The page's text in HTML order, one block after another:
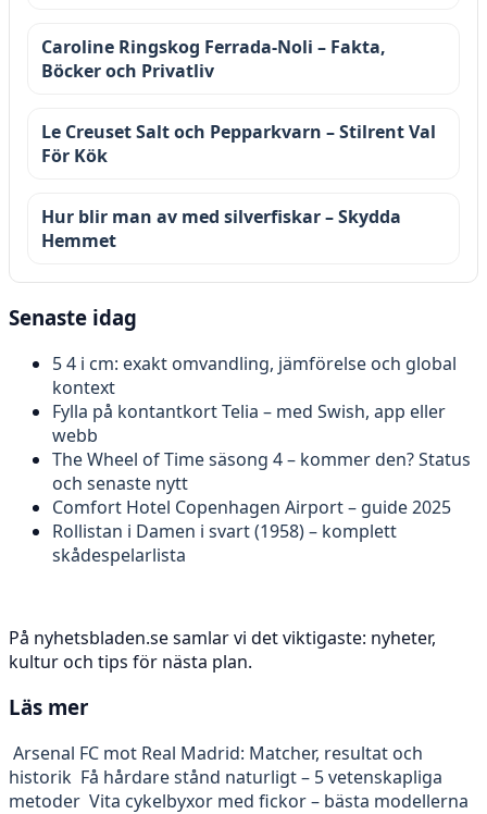
Caroline Ringskog Ferrada-Noli – Fakta,
Böcker och Privatliv
Le Creuset Salt och Pepparkvarn – Stilrent Val
För Kök
Hur blir man av med silverfiskar – Skydda
Hemmet
Senaste idag
5 4 i cm: exakt omvandling, jämförelse och global
kontext
Fylla på kontantkort Telia – med Swish, app eller
webb
The Wheel of Time säsong 4 – kommer den? Status
och senaste nytt
Comfort Hotel Copenhagen Airport – guide 2025
Rollistan i Damen i svart (1958) – komplett
skådespelarlista
På nyhetsbladen.se samlar vi det viktigaste: nyheter,
kultur och tips för nästa plan.
Läs mer
Arsenal FC mot Real Madrid: Matcher, resultat och
historik Få hårdare stånd naturligt – 5 vetenskapliga
metoder Vita cykelbyxor med fickor – bästa modellerna